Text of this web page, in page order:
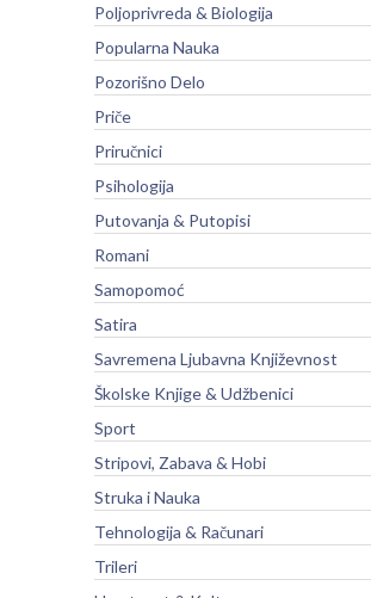
Poljoprivreda & Biologija
Popularna Nauka
Pozorišno Delo
Priče
Priručnici
Psihologija
Putovanja & Putopisi
Romani
Samopomoć
Satira
Savremena Ljubavna Književnost
Školske Knjige & Udžbenici
Sport
Stripovi, Zabava & Hobi
Struka i Nauka
Tehnologija & Računari
Trileri